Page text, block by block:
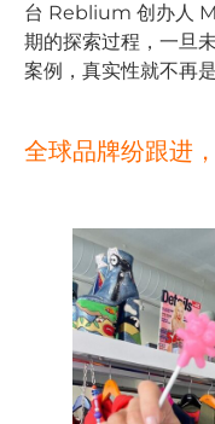
台 Reblium 创办人
期的探索过程，一旦
案例，真实性就不再是
全球品牌纷跟进